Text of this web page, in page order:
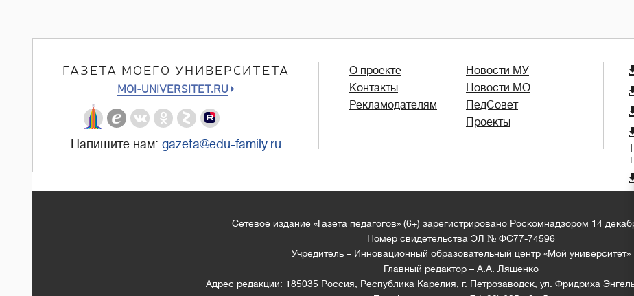
ГАЗЕТА МОЕГО УНИВЕРСИТЕТА
MOI-UNIVERSITET.RU
Напишите нам: gazeta@edu-family.ru
О проекте
Контакты
Рекламодателям
Новости МУ
Новости МО
ПедСовет
Проекты

Сетевое издание «Газета педагогов» (6+) зарегистрировано Роскомнадзором 14
Номер свидетельства ЭЛ № ФС77-74596
Учредитель – Инновационный образовательный центр «Мой университет»
Главный редактор – А.А. Ляшенко
Адрес редакции: 185035 Россия, Республика Карелия, г. Петрозаводск, ул. Фридриха